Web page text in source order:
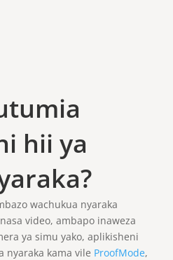
hii ya
wachukua nyaraka
video, ambapo inaweza
ya simu yako, aplikisheni
nyaraka kama vile ProofMode,